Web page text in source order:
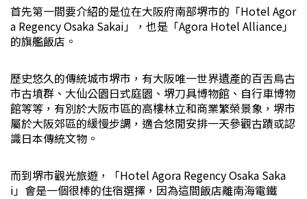
首先第一間要介紹的是位在大阪府南部堺市的「Hotel Agor
a Regency Osaka Sakai」，也是「Agora Hotel Alliance」
的旗艦飯店。
歷史悠久的傳統城市堺市，有大阪唯一世界遺產的百舌鳥古
市古墳群、大仙公園日式庭園、堺刀具博物館、自行車博物
館等等，有別於大阪市區的高樓林立和商業繁榮景象，堺市
屬於大阪郊區的緩慢步調，適合悠閒安排一天參觀古蹟或認
識日本傳統文物。
而到堺市觀光旅遊，「Hotel Agora Regency Osaka Saka
i」會是一個很棒的住宿選擇，因為這間飯店離南海電鐵